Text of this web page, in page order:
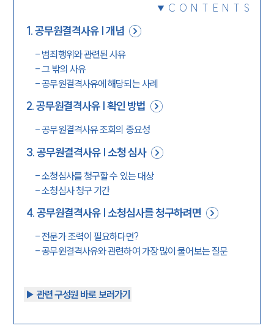
CONTENTS
1.공무원결격사유 | 개념
- 범죄행위와 관련된 사유
-그 밖의 사유
-공무원결격사유에 해당되는 사례
2.공무원결격사유 | 확인 방법
-공무원결격사유 조회의 중요성
3.공무원결격사유 | 소청 심사
-소청심사를 청구할 수 있는 대상
-소청심사 청구 기간
4.공무원결격사유 | 소청심사를 청구하려면
- 전문가 조력이 필요하다면?
-공무원결격사유와 관련하여 가장 많이 물어보는 질문
▶︎ 관련 구성원 바로 보러가기